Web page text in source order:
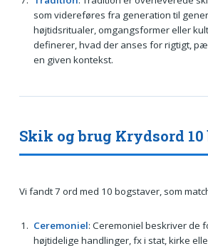
som videreføres fra generation til
højtidsritualer, omgangsformer eller
definerer, hvad der anses for rigtigt,
en given kontekst.
Skik og brug Krydsord
Vi fandt 7 ord med 10 bogstaver, som
Ceremoniel: Ceremoniel beskriver de
højtidelige handlinger, fx i stat, kirke